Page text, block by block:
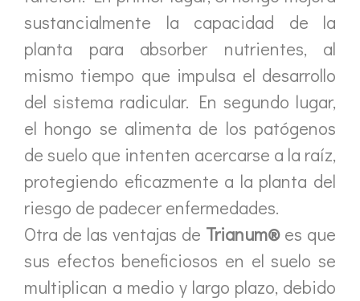
sustancialmente la capacidad de la
planta para absorber nutrientes, al
mismo tiempo que impulsa el desarrollo
del sistema radicular. En segundo lugar,
el hongo se alimenta de los patógenos
de suelo que intenten acercarse a la raíz,
protegiendo eficazmente a la planta del
riesgo de padecer enfermedades.
Otra de las ventajas de Trianum®es que
sus efectos beneficiosos en el suelo se
multiplican a medio y largo plazo, debido